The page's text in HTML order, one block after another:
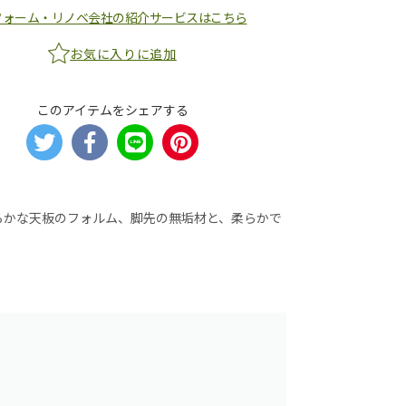
ーム・リノベ会社の紹介サービスはこちら
お気に入りに追加
このアイテムをシェアする
な天板のフォルム、脚先の無垢材と、柔らかで